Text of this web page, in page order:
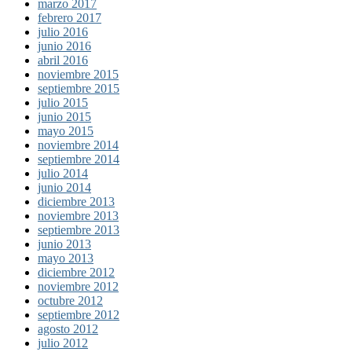
marzo 2017
febrero 2017
julio 2016
junio 2016
abril 2016
noviembre 2015
septiembre 2015
julio 2015
junio 2015
mayo 2015
noviembre 2014
septiembre 2014
julio 2014
junio 2014
diciembre 2013
noviembre 2013
septiembre 2013
junio 2013
mayo 2013
diciembre 2012
noviembre 2012
octubre 2012
septiembre 2012
agosto 2012
julio 2012